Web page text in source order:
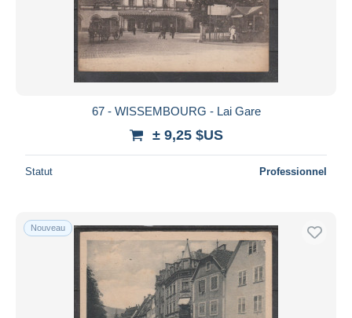
67 - WISSEMBOURG - Lai Gare
± 9,25 $US
Statut Professionnel
Nouveau